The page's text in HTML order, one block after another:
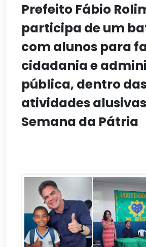
Prefeito Fábio
participa de um
com alunos para
cidadania e
pública, dentro
atividades
Semana da Pátria